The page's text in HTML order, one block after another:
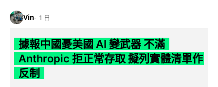
Vin 1 日
據報中國憂美國 AI 變武器 不滿
Anthropic 拒正常存取 擬列實體清單作
反制